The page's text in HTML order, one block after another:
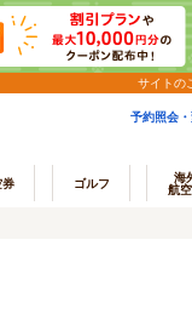
サイトの
予約照会
券 ゴルフ
海
航